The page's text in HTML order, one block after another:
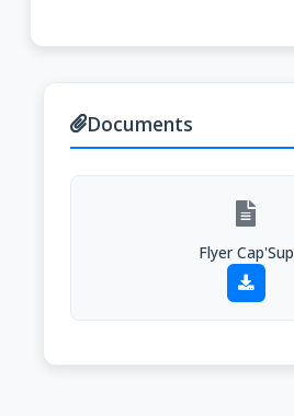
Documents
Flyer Cap'Sup